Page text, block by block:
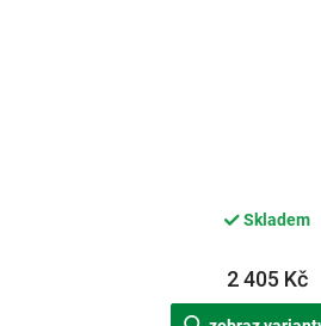
Skladem
2 405 Kč